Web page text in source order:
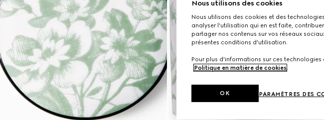
Nous utilisons des cookies
Nous utilisons des cookies et des
analyser l'utilisation qui en est faite,
partager nos contenus sur vos réseaux
présentes conditions d'utilisation.
Pour plus d'informations sur ces
Politique en matière de cookies.
PARAMÈTRES DES
OK